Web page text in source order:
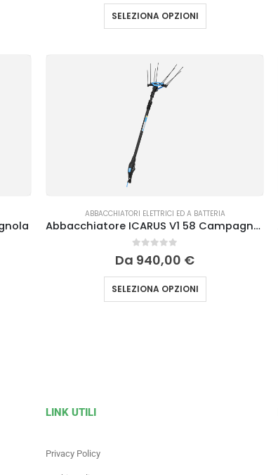
SELEZIONA OPZIONI
ABBACCHIATORI ELETTRICI ED A BATTERIA
Abbacchiatore ICARUS V1 58 Campagnola
0Su 5
Da 940,00 €
SELEZIONA OPZIONI
LINK UTILI
Privacy Policy